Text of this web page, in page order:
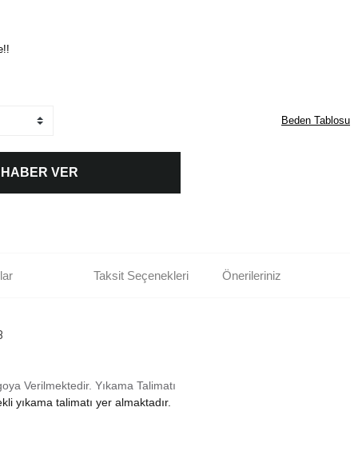
Beden Tablosu
VER
Taksit Seçenekleri Önerileriniz
Verilmektedir. Yıkama Talimatı
yıkama talimatı yer almaktadır.